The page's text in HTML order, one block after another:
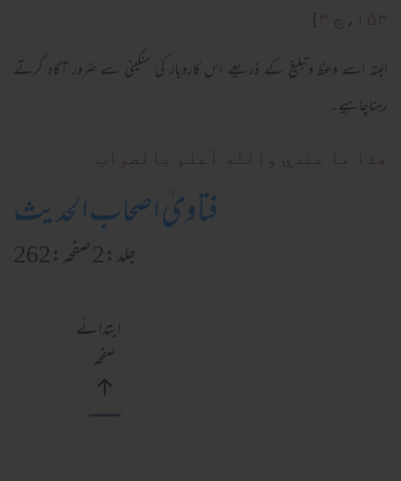
۱۵۳،ج ۳]
البتہ اسے وعظ وتبلیغ کے ذریعے اس کاروبار کی سنگینی سے ضرور آگاہ کرتے
رہناچاہیے ۔
ھذا ما عندي والله أعلم بالصواب
فتاویٰ اصحاب الحدیث
جلد:2 صفحہ:262
ابتدائے
صفحہ